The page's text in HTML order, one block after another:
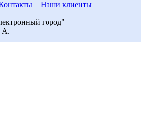
Наши клиенты
город"
А.